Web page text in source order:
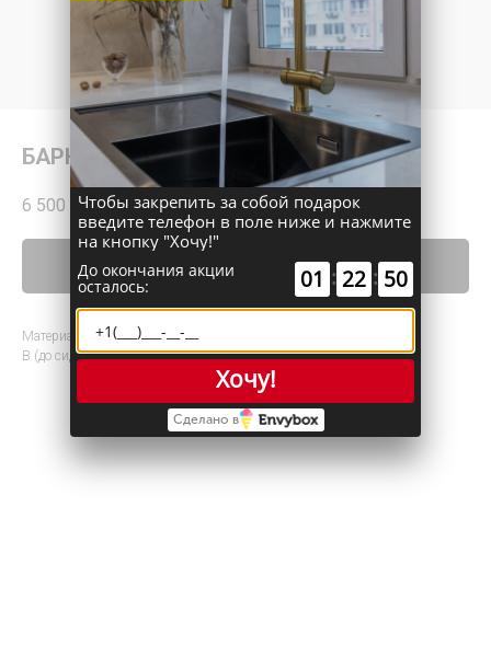
БАРНЫЙ СТУЛ: UDC 9124
6 500 р.
Купить
Материал: микрофибра/металлокаркас
В (до сид.)/Ш: 108-72х52 см
Чтобы закрепить за собой подарок
введите телефон в поле ниже и нажмите
на кнопку "Хочу!"
До окончания акции
осталось: 01 : 22 : 50
Хочу!
Сделано в